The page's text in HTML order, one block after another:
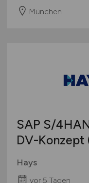
München
SAP S/
DV-Konzept
Hays
vor 5 Tagen